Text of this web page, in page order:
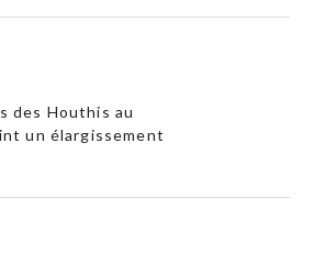
des Houthis au
un élargissement